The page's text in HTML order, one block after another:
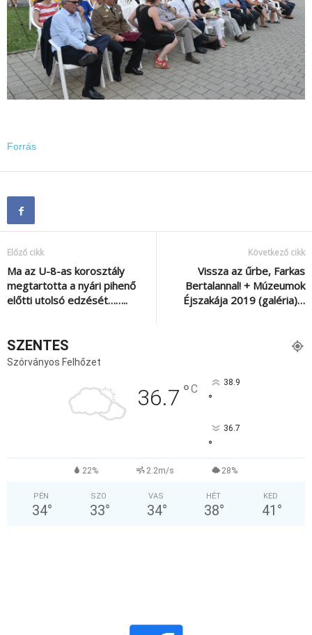
Forrás
Előző cikk
Ma az U-8-as korosztály
megtartotta a nyári pihenő
előtti utolsó edzését……..
Következő cikk
Vissza az űrbe, Farkas
Bertalannal! + Múzeumok
Éjszakája 2019 (galéria)…
SZENTES
Szórványos Felhőzet
36.7 °C 38.9
°
36.7
°
22% 2.2m/s 28%
PÉN
34°
SZO
33°
VAS
34°
HÉT
38°
KED
41 °